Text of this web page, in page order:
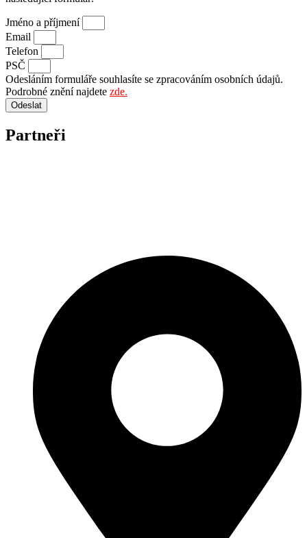
Jméno a příjmení
Email
Telefon
PSČ
Odesláním formuláře souhlasíte se zpracováním osobních údajů.
Podrobné znění najdete zde.
Odeslat
Partneři